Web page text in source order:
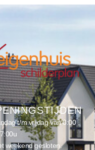
t/m vrijdag van 8:00
weekend gesloten.